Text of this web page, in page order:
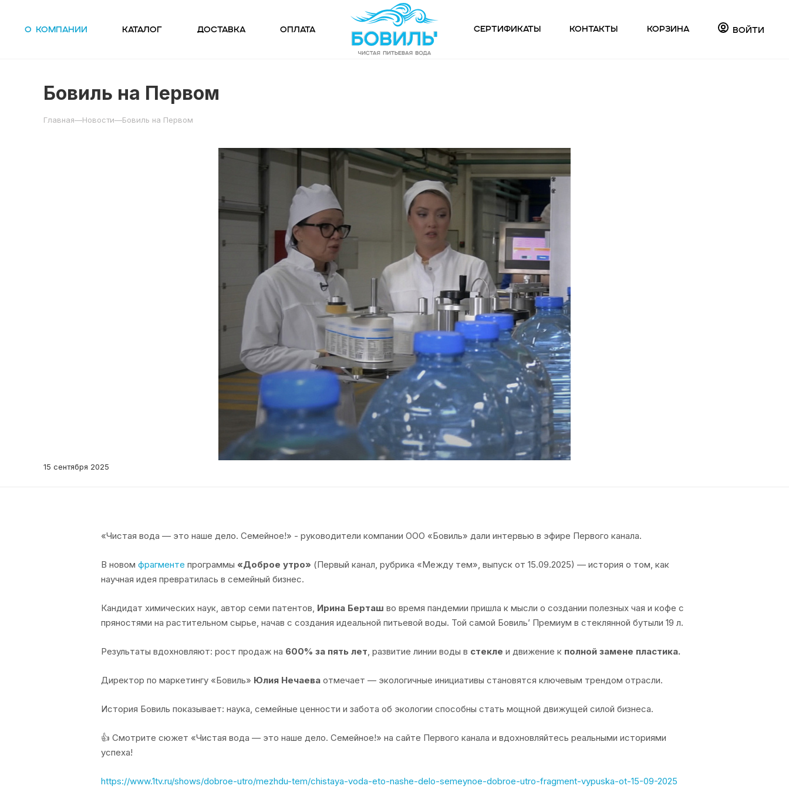
О компании Каталог Доставка Оплата Сертификаты Контакты Корзина Войти
Бовиль на Первом
Главная—Новости—Бовиль на Первом
15 сентября 2025
«Чистая вода — это наше дело. Семейное!» - руководители компании ООО «Бовиль» дали интервью в эфире Первого канала.
В новом фрагменте программы «Доброе утро» (Первый канал, рубрика «Между тем», выпуск от 15.09.2025) — история о том, как
научная идея превратилась в семейный бизнес.
Кандидат химических наук, автор семи патентов, Ирина Берташ во время пандемии пришла к мысли о создании полезных чая и кофе с
пряностями на растительном сырье, начав с создания идеальной питьевой воды. Той самой Бовиль’ Премиум в стеклянной бутыли 19 л.
Результаты вдохновляют: рост продаж на 600% за пять лет, развитие линии воды в стекле и движение к полной замене пластика.
Директор по маркетингу «Бовиль» Юлия Нечаева отмечает — экологичные инициативы становятся ключевым трендом отрасли.
История Бовиль показывает: наука, семейные ценности и забота об экологии способны стать мощной движущей силой бизнеса.
👍 Смотрите сюжет «Чистая вода — это наше дело. Семейное!» на сайте Первого канала и вдохновляйтесь реальными историями
успеха!
https://www.1tv.ru/shows/dobroe-utro/mezhdu-tem/chistaya-voda-eto-nashe-delo-semeynoe-dobroe-utro-fragment-vypuska-ot-15-09-2025